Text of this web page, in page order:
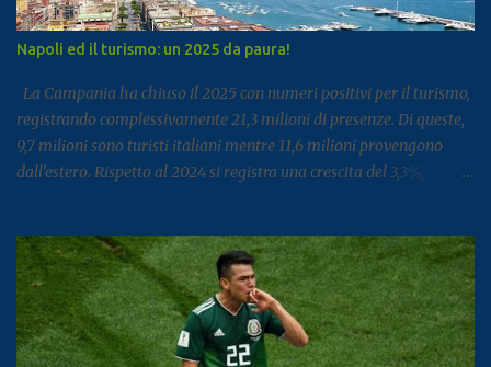
Napoli ed il turismo: un 2025 da paura!
La Campania ha chiuso il 2025 con numeri positivi per il turismo,
registrando complessivamente 21,3 milioni di presenze. Di queste,
9,7 milioni sono turisti italiani mentre 11,6 milioni provengono
dall’estero. Rispetto al 2024 si registra una crescita del 3,3%,
dedicato al turismo, pubblicato come di consueto con alcuni mesi
di ritardo ma utile per fotografare l’andamento complessivo del
comparto nella regione. Napoli e Sorrento trainano il settore: Tra
le principali destinazioni spicca Napoli, che con 3,8 milioni di
presenze si posiziona al dodicesimo posto tra le mete turistiche